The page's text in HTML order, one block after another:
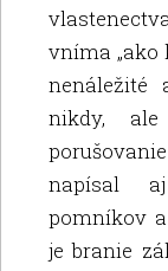
vníma „ako
nenáležité
nikdy,
napísal
pomníkov
je branie